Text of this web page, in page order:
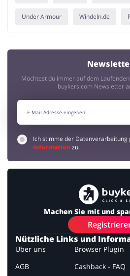
Under Armour Windeln.de
Möchtest du immer auf dem
buykers.com Newsletter
Ich stimme der Datenverarbeitung
Informationzu.
Machen Sie mit und
Nützliche Links und
Über uns
AGB
Browser Plugin
Cashback - FAQ